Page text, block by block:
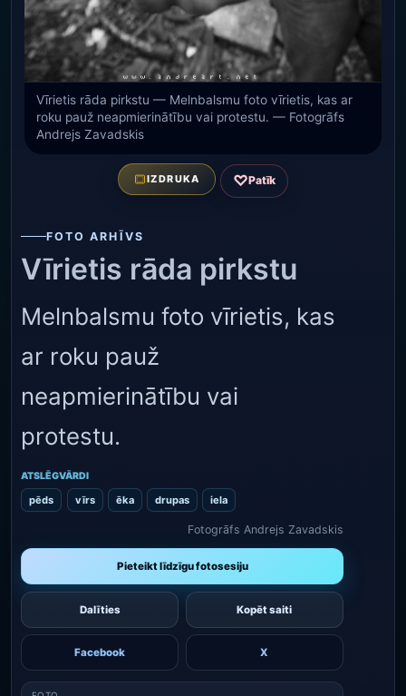
Vīrietis rāda pirkstu — Melnbalsmu foto vīrietis, kas ar
roku pauž neapmierinātību vai protestu. — Fotogrāfs
Andrejs Zavadskis
IZDRUKA ♡Patīk
FOTO ARHĪVS
Vīrietis rāda pirkstu
Melnbalsmu foto vīrietis, kas
ar roku pauž
neapmierinātību vai
protestu.
ATSLĒGVĀRDI
pēds vīrs ēka drupas iela
Fotogrāfs Andrejs Zavadskis
Pieteikt līdzīgu fotosesiju
Dalīties Kopēt saiti
Facebook X